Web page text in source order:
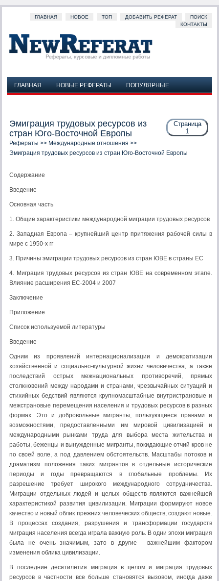
ГЛАВНАЯ НОВОЕ ТОП ДОБАВИТЬ РЕФЕРАТ
ПОИСК
КОНТАКТЫ
ГЛАВНАЯ НОВЫЕ РЕФЕРАТЫ
ПОПУЛЯРНЫЕ
Страница
1
Эмиграция трудовых ресурсов из
стран Юго-Восточной Европы
Рефераты >> Международные отношения >>
Эмиграция трудовых ресурсов из стран Юго-Восточной Европы
Содержание
Введение
Основная часть
1. Общие характеристики международной миграции трудовых ресурсов
2. Западная Европа – крупнейший центр притяжения рабочей силы в
мире с 1950-х гг
3. Причины эмиграции трудовых ресурсов из стран ЮВЕ в страны ЕС
4. Миграция трудовых ресурсов из стран ЮВЕ на современном этапе.
Влияние расширения ЕС-2004 и 2007
Заключение
Приложение
Список используемой литературы
Введение
Одним из проявлений интернационализации и демократизации
хозяйственной и социально-культурной жизни человечества, а также
последствий острых межнациональных противоречий, прямых
столкновений между народами и странами, чрезвычайных ситуаций и
стихийных бедствий являются крупномасштабные внутристрановые и
межстрановые перемещения населения и трудовых ресурсов в разных
формах. Это и добровольные мигранты, пользующиеся правами и
возможностями, предоставленными им мировой цивилизацией и
международными рынками труда для выбора места жительства и
работы, беженцы и вынужденные мигранты, покидающие отчий кров не
по своей воле, а под давлением обстоятельств. Масштабы потоков и
драматизм положения таких мигрантов в отдельные исторические
периоды и годы превращаются в глобальные проблемы. Их
разрешение требует широкого международного сотрудничества.
Миграции отдельных людей и целых обществ являются важнейшей
характеристикой развития цивилизации. Миграции формируют новое
качество и новый облик прежних человеческих обществ, создают новые.
В процессах создания, разрушения и трансформации государств
миграция населения всегда играла важную роль. В одни эпохи миграция
была не очень значимым, зато в другие - важнейшим фактором
изменения облика цивилизации.
В последние десятилетия миграция в целом и миграция трудовых
ресурсов в частности все больше становятся вызовом, иногда даже